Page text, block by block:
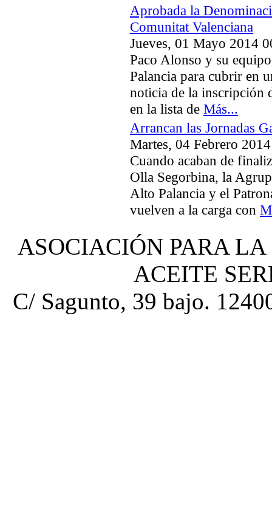
Aprobada la
Comunitat Valenciana
Jueves, 01 Mayo 2014
Paco Alonso y su
Palancia para cubrir en
noticia de la inscripción
en la lista de Más...
Arrancan las Jornadas
Martes, 04 Febrero
Cuando acaban de
Olla Segorbina, la
Alto Palancia y el
vuelven a la carga con
ASOCIACIÓN PARA
ACEITE
C/ Sagunto, 39 bajo.